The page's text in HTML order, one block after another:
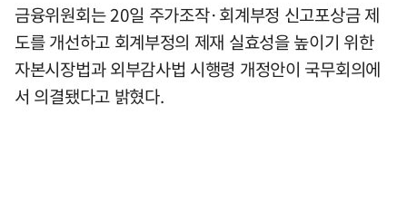
금융위원회는 20일 주가조작·회계부정 신고포상금 제
도를 개선하고 회계부정의 제재 실효성을 높이기 위한
자본시장법과 외부감사법 시행령 개정안이 국무회의에
서 의결됐다고 밝혔다.